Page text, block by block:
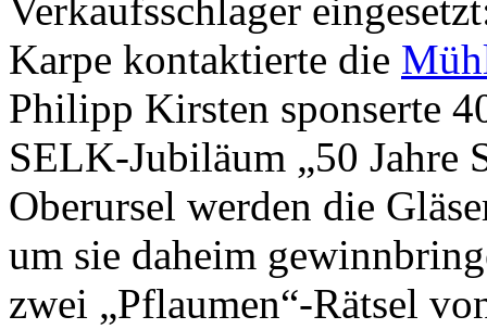
Verkaufsschlager
Karpe kontaktierte die
Philipp Kirsten sponserte
SELK-Jubiläum „50 Jahre
Oberursel werden die
um sie daheim
zwei „Pflaumen“-Rätsel